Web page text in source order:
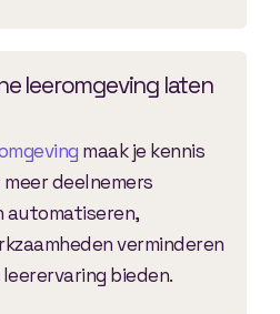
leeromgeving laten
maak je kennis
deelnemers
automatiseren,
verminderen
bieden.